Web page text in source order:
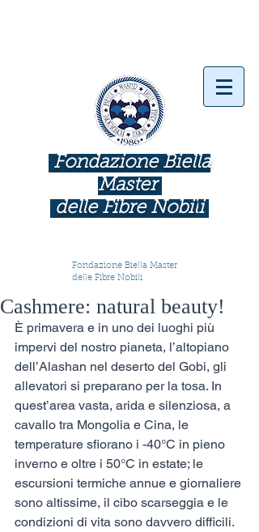
Fondazione Biella
Master
delle Fibre Nobili
Fondazione Biella Master
delle Fibre Nobili
Cashmere: natural beauty!
È primavera e in uno dei luoghi più
impervi del nostro pianeta, l’altopiano
dell’Alashan nel deserto del Gobi, gli
allevatori si preparano per la tosa. In
quest’area vasta, arida e silenziosa, a
cavallo tra Mongolia e Cina, le
temperature sfiorano i -40°C in pieno
inverno e oltre i 50°C in estate; le
escursioni termiche annue e giornaliere
sono altissime, il cibo scarseggia e le
condizioni di vita sono davvero difficili.